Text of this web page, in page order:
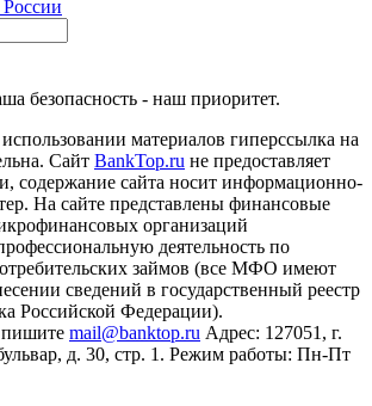
безопасность - наш приоритет.
материалов гиперссылка на
Сайт BankTop.ru не предоставляет
содержание сайта носит информационно-
На сайте представлены финансовые
организаций
деятельность по
займов (все МФО имеют
сведений в государственный реестр
Российской Федерации).
mail@banktop.ru Адрес: 127051, г.
д. 30, стр. 1. Режим работы: Пн-Пт